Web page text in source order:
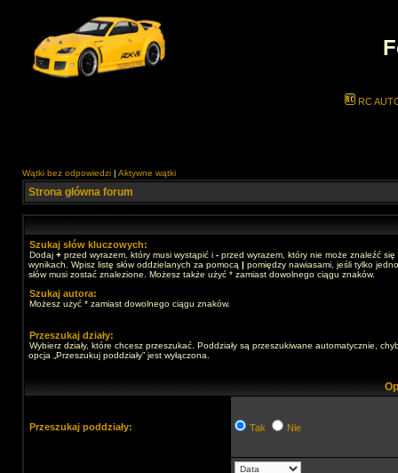
RC
Wątki bez odpowiedzi | Aktywne wątki
Strona główna forum
Szukaj słów kluczowych:
Dodaj + przed wyrazem, który musi wystąpić i - przed wyrazem, który nie może znaleźć się
wynikach. Wpisz listę słów oddzielanych za pomocą | pomiędzy nawiasami, jeśli tylko
słów musi zostać znalezione. Możesz także użyć * zamiast dowolnego ciągu znaków.
Szukaj autora:
Możesz użyć * zamiast dowolnego ciągu znaków.
Przeszukaj działy:
Wybierz działy, które chcesz przeszukać. Poddziały są przeszukiwane automatycznie,
opcja „Przeszukuj poddziały” jest wyłączona.
Przeszukaj poddziały: Tak Nie